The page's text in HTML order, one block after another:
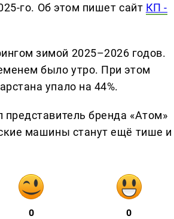
го. Об этом пишет сайт КП -
зимой 2025–2026 годов.
было утро. При этом
упало на 44%.
бренда «Атом»
машины станут ещё тише и
0 0